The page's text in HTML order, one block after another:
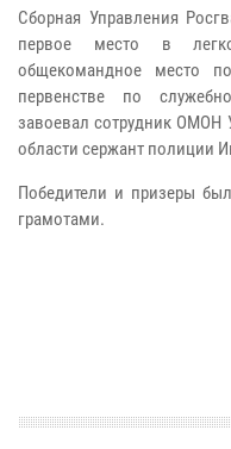
Сборная Управления
первое место в
общекомандное место
первенстве по
завоевал сотрудник ОМОН
области сержант полиции
Победители и призеры
грамотами.